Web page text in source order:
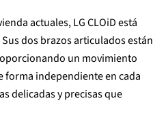
actuales, LG CLOiD está
dos brazos articulados están
un movimiento
forma independiente en cada
delicadas y precisas que